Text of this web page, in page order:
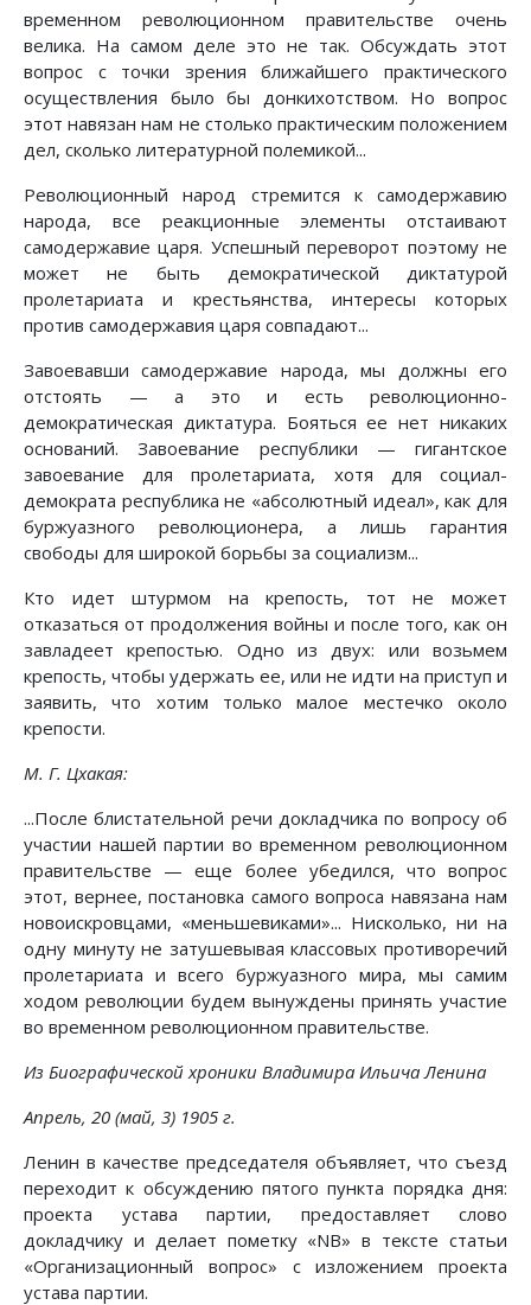
временном революционном правительстве очень
велика. На самом деле это не так. Обсуждать этот
вопрос с точки зрения ближайшего практического
осуществления было бы донкихотством. Но вопрос
этот навязан нам не столько практическим положением
дел, сколько литературной полемикой...
Революционный народ стремится к самодержавию
народа, все реакционные элементы отстаивают
самодержавие царя. Успешный переворот поэтому не
может не быть демократической диктатурой
пролетариата и крестьянства, интересы которых
против самодержавия царя совпадают...
Завоевавши самодержавие народа, мы должны его
отстоять — а это и есть революционно-
демократическая диктатура. Бояться ее нет никаких
оснований. Завоевание республики — гигантское
завоевание для пролетариата, хотя для социал-
демократа республика не «абсолютный идеал», как для
буржуазного революционера, а лишь гарантия
свободы для широкой борьбы за социализм...
Кто идет штурмом на крепость, тот не может
отказаться от продолжения войны и после того, как он
завладеет крепостью. Одно из двух: или возьмем
крепость, чтобы удержать ее, или не идти на приступ и
заявить, что хотим только малое местечко около
крепости.
М. Г. Цхакая:
...После блистательной речи докладчика по вопросу об
участии нашей партии во временном революционном
правительстве — еще более убедился, что вопрос
этот, вернее, постановка самого вопроса навязана нам
новоискровцами, «меньшевиками»... Нисколько, ни на
одну минуту не затушевывая классовых противоречий
пролетариата и всего буржуазного мира, мы самим
ходом революции будем вынуждены принять участие
во временном революционном правительстве.
Из Биографической хроники Владимира Ильича Ленина
Апрель, 20 (май, 3) 1905 г.
Ленин в качестве председателя объявляет, что съезд
переходит к обсуждению пятого пункта порядка дня:
проекта устава партии, предоставляет слово
докладчику и делает пометку «NB» в тексте статьи
«Организационный вопрос» с изложением проекта
устава партии.